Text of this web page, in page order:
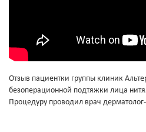
Отзыв пациентки группы клиник
безоперационной подтяжки лица
Процедуру проводил врач